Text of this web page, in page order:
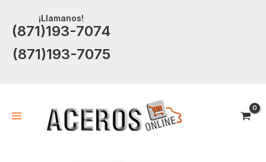
contenido
¡Llamanos!
(871)193-7074
(871)193-7075